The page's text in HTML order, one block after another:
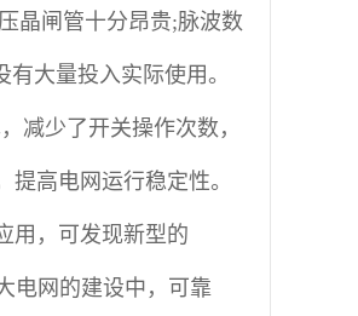
晶闸管十分昂贵;脉波数
大量投入实际使用。
减少了开关操作次数，
高电网运行稳定性。
用，可发现新型的
电网的建设中，可靠